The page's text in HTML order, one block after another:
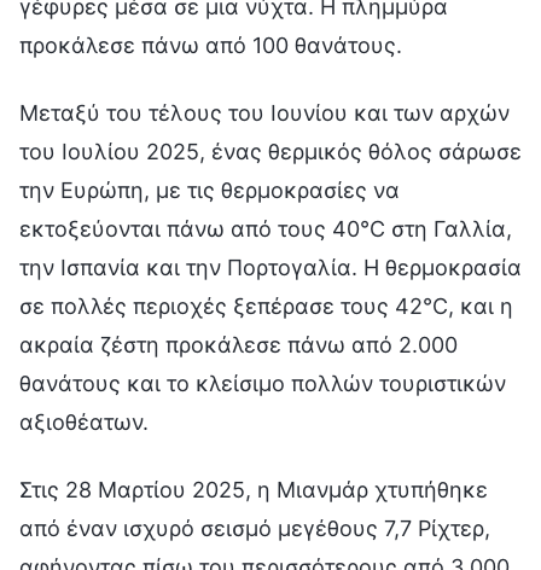
γέφυρες μέσα σε μια νύχτα. Η πλημμύρα
προκάλεσε πάνω από 100 θανάτους.
Μεταξύ του τέλους του Ιουνίου και των αρχών
του Ιουλίου 2025, ένας θερμικός θόλος σάρωσε
την Ευρώπη, με τις θερμοκρασίες να
εκτοξεύονται πάνω από τους 40°C στη Γαλλία,
την Ισπανία και την Πορτογαλία. Η θερμοκρασία
σε πολλές περιοχές ξεπέρασε τους 42°C, και η
ακραία ζέστη προκάλεσε πάνω από 2.000
θανάτους και το κλείσιμο πολλών τουριστικών
αξιοθέατων.
Στις 28 Μαρτίου 2025, η Μιανμάρ χτυπήθηκε
από έναν ισχυρό σεισμό μεγέθους 7,7 Ρίχτερ,